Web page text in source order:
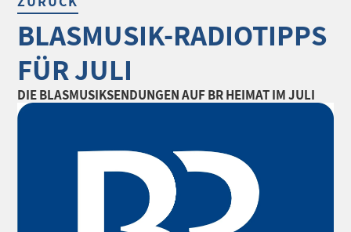
BLASMUSIK-RADIOTIPPS
FÜR JULI
DIE BLASMUSIKSENDUNGEN AUF BR HEIMAT IM JULI